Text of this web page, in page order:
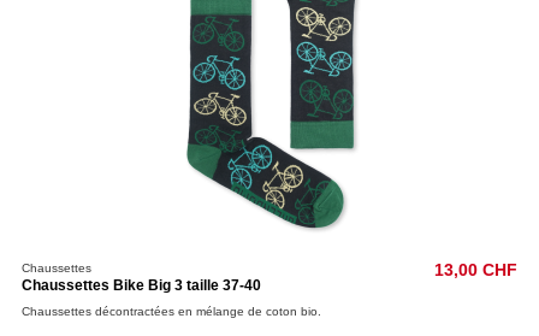
Chaussettes
Chaussettes Bike Big 3 taille 37-40
13,00 CHF
Chaussettes décontractées en mélange de coton bio.